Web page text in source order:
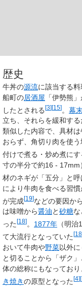
歴史
牛丼の源流に該当する料
船町の居酒屋 「伊勢熊
したとされる[3][15]。 幕
立ち、それらを緩和する
類似した内容で、具材
おらず、角切り肉を使う
付けで煮る・炒め煮に
寸の半分で約16 -
材のネギが「五分」と
により牛肉を食べる習慣
が完成[19]などの要因か
は味噌から醤油と砂糖
った [18] 。 1877年 （明
て大流行となっていた[18
おいて牛肉や野菜以外に
と切ることから「ザク
体の総称にもなってお
き焼きの原型となった[4][